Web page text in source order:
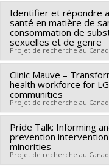
Lien vers le document
Identifier et répondre
santé en matière de
consommation de
sexuelles et de genre
Projet de recherche au
Lead researcher :
Funding sources:
Santé (FRSQ)
Grant programs:
Junior 2
Clinic Mauve –
health workforce for
communities
Projet de recherche au
Lead researcher :
Co-researchers :
MacDonald,Annie
Pride Talk: Informing
prevention
minorities
Projet de recherche au